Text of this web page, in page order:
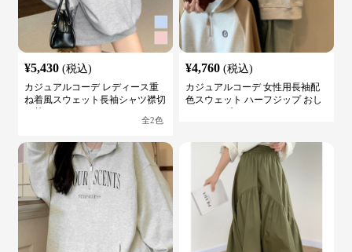
¥5,430 (税込)
カジュアルコーデ レディース重
ね着風スウェット長袖シャツ襟切
全2色
¥4,760 (税込)
カジュアルコーデ 女性用長袖配
色スウェット ハーフジップ おし